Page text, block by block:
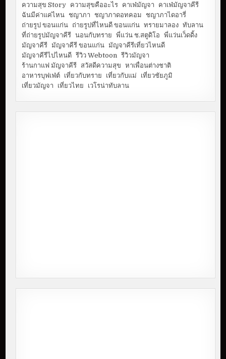
ความสุข Story ความสุขคืออะไร คาเฟ่มัญจา
คาเฟ่มัญจาคีรี
ฉันมีค่าแค่ไหน ชญาภา ชญาภาดอทคอม
ชญาภาไดอารี่
ถ่ายรูป ขอนแก่น ถ่ายรูปที่ไหนดี ขอนแก่น ทรายมาลอง ทับลาน
ที่ถ่ายรูปมัญจาคีรี นอนกับทราย พี่แว่น ช.สตูดิโอ
พี่แว่นเว็ดดิ้ง
มัญจาคีรี มัญจาคีรี ขอนแก่น มัญจาคีรีเที่ยวไหนดี
มัญจาคีรีไปไหนดี รีวิว Webtoon
รีวิวมัญจา
ร้านกาแฟ มัญจาคีรี สวัสดีความสุข
หาเพื่อนต่างชาติ
อาหารบุฟเฟ่ต์ เที่ยวกับทราย เที่ยวกับแม่
เที่ยวชัยภูมิ
เที่ยวมัญจา
เที่ยวไทย เวโรน่าทับลาน